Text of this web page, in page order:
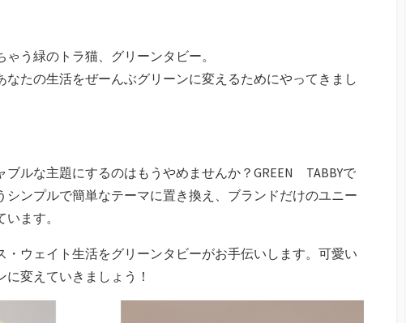
う緑のトラ猫、グリーンタビー。
たの生活をぜーんぶグリーンに変えるためにやってきまし
ルな主題にするのはもうやめませんか？GREEN TABBYで
シンプルで簡単なテーマに置き換え、ブランドだけのユニー
ます。
ウェイト生活をグリーンタビーがお手伝いします。可愛い
に変えていきましょう！